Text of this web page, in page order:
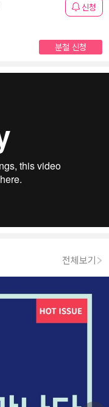
신청
분철 신청
전체보기